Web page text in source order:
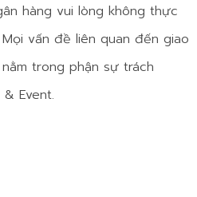
hàng vui lòng không thực
vấn đề liên quan đến giao
trong phận sự trách
Event.